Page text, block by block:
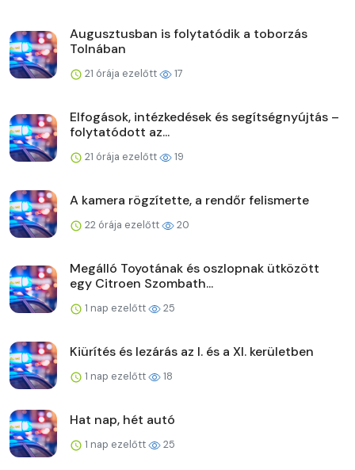
Augusztusban is folytatódik a toborzás
Tolnában
21 órája ezelőtt 17
Elfogások, intézkedések és segítségnyújtás –
folytatódott az...
21 órája ezelőtt 19
A kamera rögzítette, a rendőr felismerte
22 órája ezelőtt 20
Megálló Toyotának és oszlopnak ütközött
egy Citroen Szombath...
1 nap ezelőtt 25
Kiürítés és lezárás az I. és a XI. kerületben
1 nap ezelőtt 18
Hat nap, hét autó
1 nap ezelőtt 25